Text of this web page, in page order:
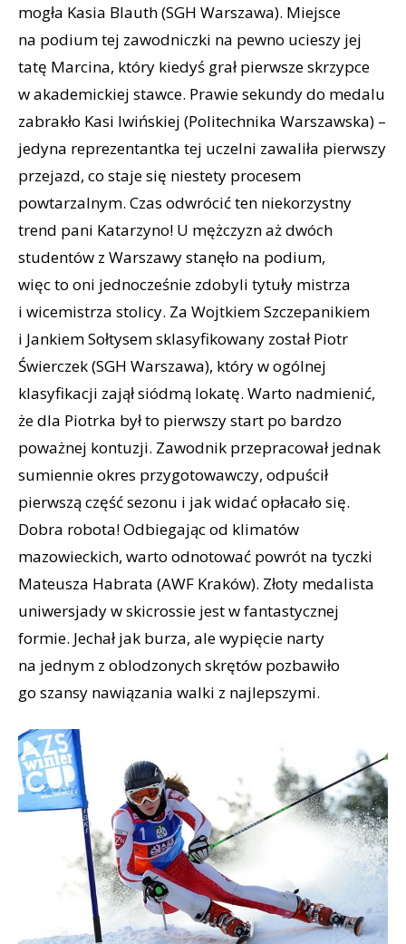
mogła Kasia Blauth (SGH Warszawa). Miejsce
na podium tej zawodniczki na pewno ucieszy jej
tatę Marcina, który kiedyś grał pierwsze skrzypce
w akademickiej stawce. Prawie sekundy do medalu
zabrakło Kasi Iwińskiej (Politechnika Warszawska) –
jedyna reprezentantka tej uczelni zawaliła pierwszy
przejazd, co staje się niestety procesem
powtarzalnym. Czas odwrócić ten niekorzystny
trend pani Katarzyno! U mężczyzn aż dwóch
studentów z Warszawy stanęło na podium,
więc to oni jednocześnie zdobyli tytuły mistrza
i wicemistrza stolicy. Za Wojtkiem Szczepanikiem
i Jankiem Sołtysem sklasyfikowany został Piotr
Świerczek (SGH Warszawa), który w ogólnej
klasyfikacji zajął siódmą lokatę. Warto nadmienić,
że dla Piotrka był to pierwszy start po bardzo
poważnej kontuzji. Zawodnik przepracował jednak
sumiennie okres przygotowawczy, odpuścił
pierwszą część sezonu i jak widać opłacało się.
Dobra robota! Odbiegając od klimatów
mazowieckich, warto odnotować powrót na tyczki
Mateusza Habrata (AWF Kraków). Złoty medalista
uniwersjady w skicrossie jest w fantastycznej
formie. Jechał jak burza, ale wypięcie narty
na jednym z oblodzonych skrętów pozbawiło
go szansy nawiązania walki z najlepszymi.